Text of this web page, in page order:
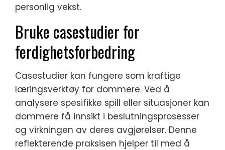
personlig vekst.
Bruke casestudier for
ferdighetsforbedring
Casestudier kan fungere som kraftige
læringsverktøy for dommere. Ved å
analysere spesifikke spill eller situasjoner kan
dommere få innsikt i beslutningsprosesser
og virkningen av deres avgjørelser. Denne
reflekterende praksisen hjelper til med å